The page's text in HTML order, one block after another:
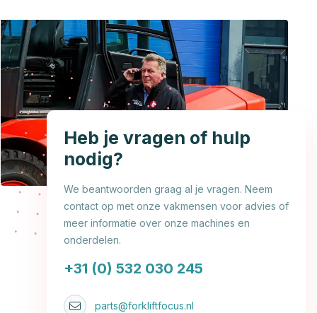
Heb je vragen of hulp
nodig?
We beantwoorden graag al je vragen. Neem
contact op met onze vakmensen voor advies of
meer informatie over onze machines en
onderdelen.
+31 (0) 532 030 245
parts@forkliftfocus.nl